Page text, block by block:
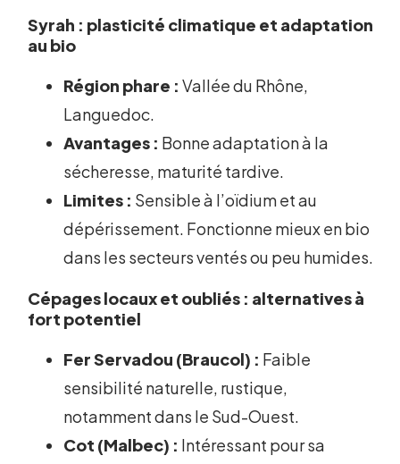
Syrah : plasticité climatique et adaptation
au bio
Région phare : Vallée du Rhône,
Languedoc.
Avantages : Bonne adaptation à la
sécheresse, maturité tardive.
Limites : Sensible à l’oïdium et au
dépérissement. Fonctionne mieux en bio
dans les secteurs ventés ou peu humides.
Cépages locaux et oubliés : alternatives à
fort potentiel
Fer Servadou (Braucol) : Faible
sensibilité naturelle, rustique,
notamment dans le Sud-Ouest.
Cot (Malbec) : Intéressant pour sa